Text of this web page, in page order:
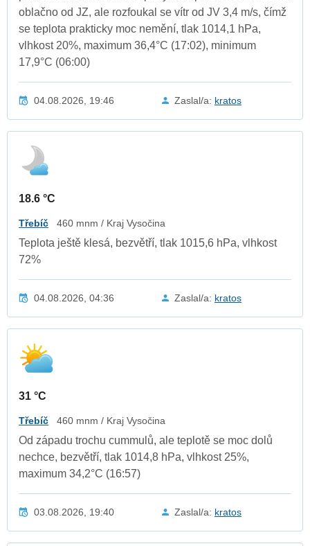
oblačno od JZ, ale rozfoukal se vítr od JV 3,4 m/s, čímž
se teplota prakticky moc nemění, tlak 1014,1 hPa,
vlhkost 20%, maximum 36,4°C (17:02), minimum
17,9°C (06:00)
04.08.2026, 19:46 Zaslal/a: kratos
18.6 °C
Třebíč 460 mnm / Kraj Vysočina
Teplota ještě klesá, bezvětří, tlak 1015,6 hPa, vlhkost
72%
04.08.2026, 04:36 Zaslal/a: kratos
31 °C
Třebíč 460 mnm / Kraj Vysočina
Od západu trochu cummulů, ale teplotě se moc dolů
nechce, bezvětří, tlak 1014,8 hPa, vlhkost 25%,
maximum 34,2°C (16:57)
03.08.2026, 19:40 Zaslal/a: kratos